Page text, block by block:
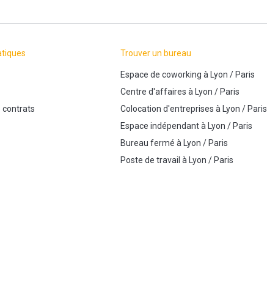
contrats
Trouver un bureau
Espace de coworking à Lyon /Paris
Centre d'affaires à Lyon /Paris
Colocation d'entreprises à Lyon /Paris
Espace indépendantà Lyon /Paris
Bureau fermé à Lyon /Paris
Poste de travail à Lyon /Paris